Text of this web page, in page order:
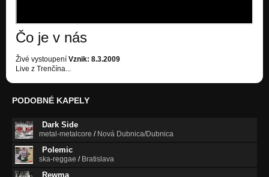
Čo je v nás
Živé vystoupení Vznik: 8.3.2009
Live z Trenčína...
PODOBNÉ KAPELY
Dark Side
metal-metalcore / Nová Dubnica/Dubnica
Polemic
ska-reggae / Bratislava
Rewma